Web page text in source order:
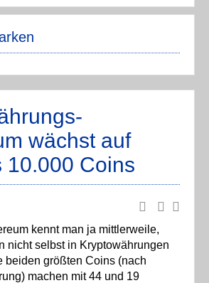
wächst auf
10.000 Coins
kennt man ja mittlerweile,
nicht selbst in Kryptowährungen
beiden größten Coins (nach
machen mit 44 und 19